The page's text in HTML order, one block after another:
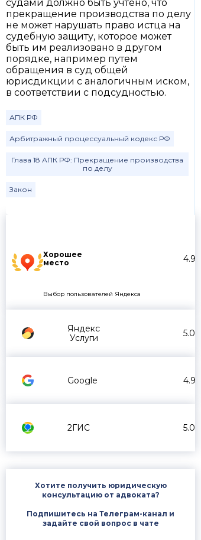
Хорошее
место
4.9
Выбор пользователей Яндекса
Яндекс
Услуги
5.0
Google 4.9
2ГИС 5.0
Хотите получить юридическую
консультацию от адвоката?
Подпишитесь на Телеграм-канал и
задайте свой вопрос в чате
судами должно быть учтено, что
прекращение производства по делу
не может нарушать право истца на
судебную защиту, которое может
быть им реализовано в другом
порядке, например путем
обращения в суд общей
юрисдикции с аналогичным иском,
в соответствии с подсудностью.
АПК РФ
Арбитражный процессуальный кодекс РФ
Глава 18 АПК РФ: Прекращение производства
по делу
Закон